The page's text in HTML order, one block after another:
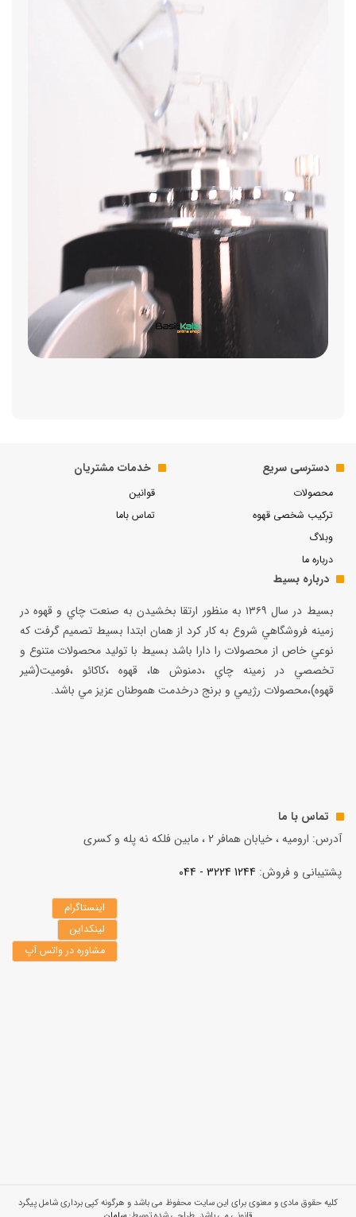
دسترسی سریع
محصولات
ترکیب شخصی قهوه
وبلاگ
درباره ما
خدمات مشتریان
قوانین
تماس باما
درباره بسیط
بسيط در سال ۱۳۶۹ به منظور ارتقا بخشيدن به صنعت چاي و قهوه در
زمينه فروشگاهي شروع به كار كرد از همان ابتدا بسيط تصميم گرفت كه
نوعي خاص از محصولات را دارا باشد بسيط با توليد محصولات متنوع و
تخصصي در زمينه چاي ،دمنوش ها، قهوه ،كاكائو ،فوميت(شير
قهوه)،محصولات رژيمي و برنج درخدمت هموطنان عزيز مي باشد.
تماس با ما
آدرس: ارومیه ، خیابان همافر 2 ، مابين فلكه نه پله و کسری
پشتیبانی و فروش: 1244 3224 - 044
اینستاگرام
لینکداین
مشاوره در واتس آپ
کلیه حقوق مادی و معنوی برای این سایت محفوظ می باشد و هرگونه کپی برداری شامل پیگرد